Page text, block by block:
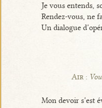
Je vous entends,
Rendez-vous, ne
Un dialogue
Air :
Mon devoir s’est